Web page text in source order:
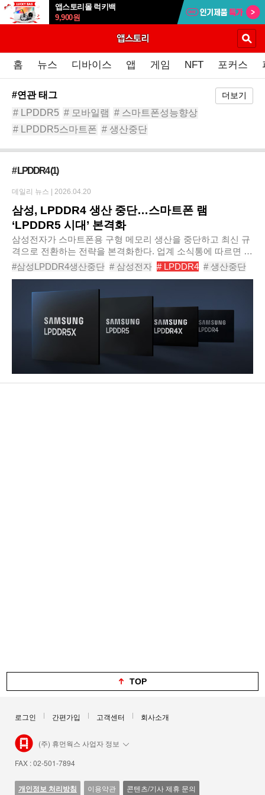
앱스토리몰 럭키백
9,900원
홈 뉴스 디바이스 앱 게임 NFT 포커스
#연관 태그 더보기
# LPDDR5 # 모바일램 # 스마트폰성능향상
# LPDDR5스마트폰 # 생산중단
# LPDDR4(1)
삼성, LPDDR4 생산 중단…스마트폰 램
‘LPDDR5 시대’ 본격화
삼성전자가 스마트폰용 구형 메모리 생산을 중단하고 최신 규
격으로 전환하는 전략을 본격화한다. 업계 소식통에 따르면 삼
성전자는 모바일용 LPDDR4 및 LPDDR4X D램 생산을 단계적
으로 종료하고, 기존 생산라인을 차세대 메..
#삼성LPDDR4생산중단 # 삼성전자 # LPDDR4 # 생산중단
# LPDDR5스마트폰 # LPDDR5 # 모바일램
# 스마트폰성능향상
# 삼성메모리전략
데일리 뉴스 | 2026.04.20
TOP
로그인 간편가입 고객센터 회사소개
(주) 휴먼웍스 사업자 정보
FAX : 02-501-7894
개인정보 처리방침 이용약관 콘텐츠/기사 제휴 문의